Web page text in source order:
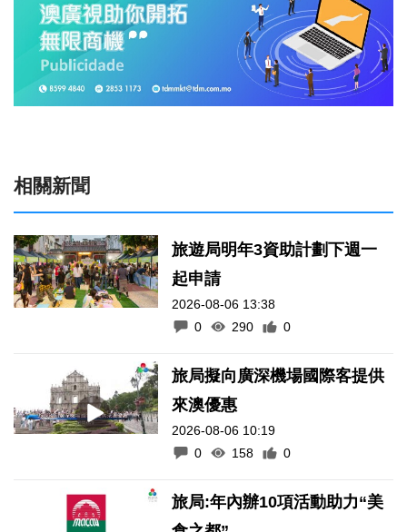
相關新聞
旅遊局明年3資助計劃下週一
起申請
2026-08-06 13:38
0
290 0
旅局擬向廣深機場國際客提供
來澳優惠
2026-08-06 10:19
0
158 0
旅局:年內辦10項活動助力“美